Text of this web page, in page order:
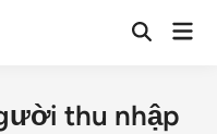
thu nhập